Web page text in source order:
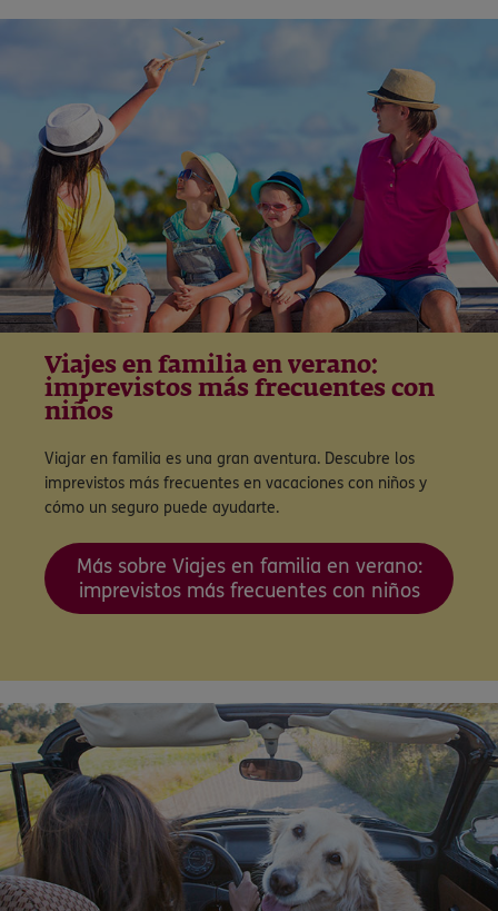
Viajes en familia en verano:
imprevistos más frecuentes con
niños
Viajar en familia es una gran aventura. Descubre los
imprevistos más frecuentes en vacaciones con niños y
cómo un seguro puede ayudarte.
Más sobre Viajes en familia en verano:
imprevistos más frecuentes con niños